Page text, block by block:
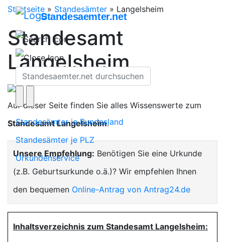
Standesaemter.net
Standesämter je Bundesland
Standesämter je PLZ
Urkundenservice
Startseite » Standesämter » Langelsheim
Standesamt
Langelsheim
Auf dieser Seite finden Sie alles Wissenswerte zum
Standesamt Langelsheim.
Unsere Empfehlung: Benötigen Sie eine Urkunde
(z.B. Geburtsurkunde o.ä.)? Wir empfehlen Ihnen
den bequemen Online-Antrag von Antrag24.de
Inhaltsverzeichnis zum Standesamt Langelsheim: